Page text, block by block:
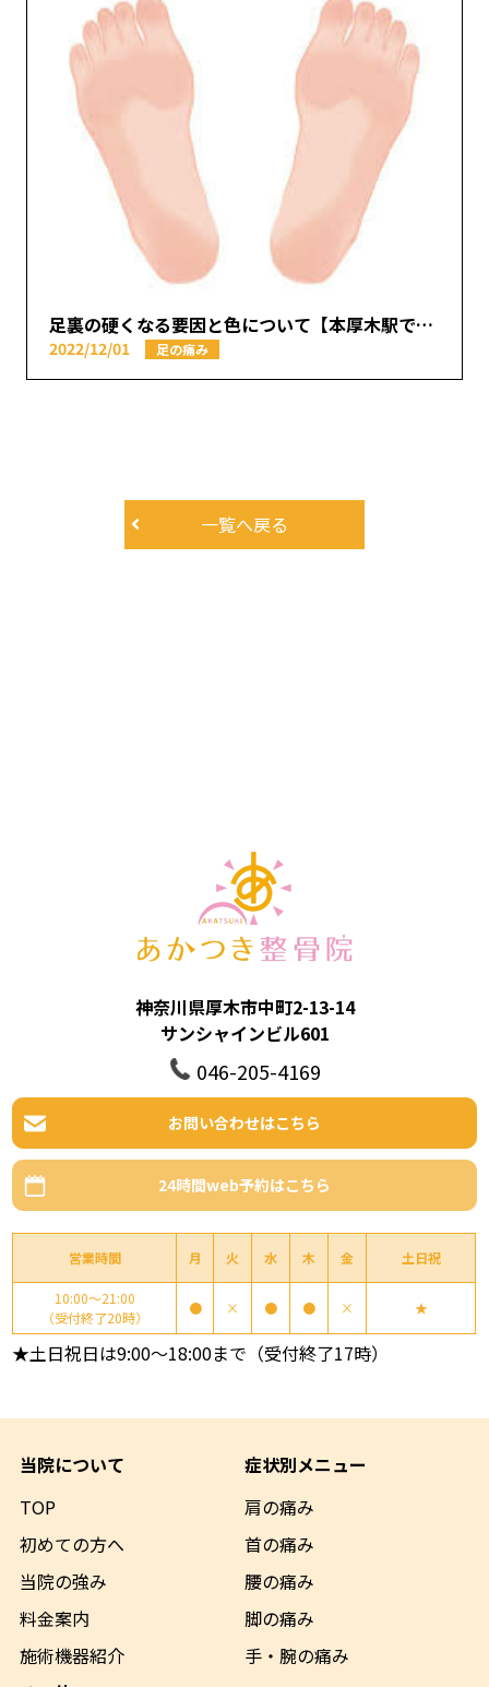
足裏の硬くなる要因と色について【本厚木駅で痛みの原因を取り除く あかつき整骨院】
2022/12/01 足の痛み
一覧へ戻る
神奈川県厚木市中町2-13-14
サンシャインビル601
046-205-4169
お問い合わせはこちら
24時間web予約はこちら
営業時間 月 火 水 木 金 土日祝
10:00～21:00
（受付終了20時）
● × ● ● × ★
★土日祝日は9:00～18:00まで（受付終了17時）
当院について
TOP
初めての方へ
当院の強み
料金案内
施術機器紹介
症状別メニュー
肩の痛み
首の痛み
腰の痛み
脚の痛み
手・腕の痛み